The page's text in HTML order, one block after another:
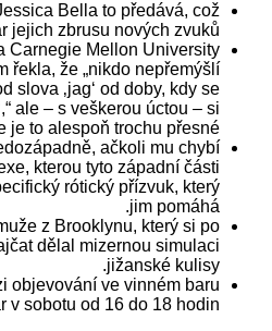
Bella to předává, což
jejich zbrusu nových zvuků.
Carnegie Mellon University
řekla, že „nikdo nepřemýšlí
slova ‚jag‘ od doby, kdy se
ale – s veškerou úctou – si
je to alespoň trochu přesné.
ačkoli mu chybí
kterou tyto západní části
rótický přízvuk, který
jim pomáhá.
z Brooklynu, který si po
dělal mizernou simulaci
jižanské kulisy.
objevování ve vinném baru
v sobotu od 16 do 18 hodin.